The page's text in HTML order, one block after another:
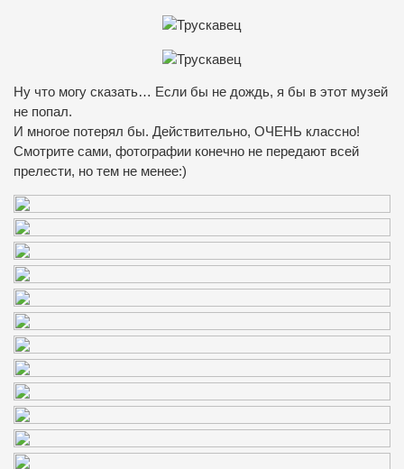
Ну что могу сказать… Если бы не дождь, я бы в этот музей
не попал.
И многое потерял бы. Действительно, ОЧЕНЬ классно!
Смотрите сами, фотографии конечно не передают всей
прелести, но тем не менее:)